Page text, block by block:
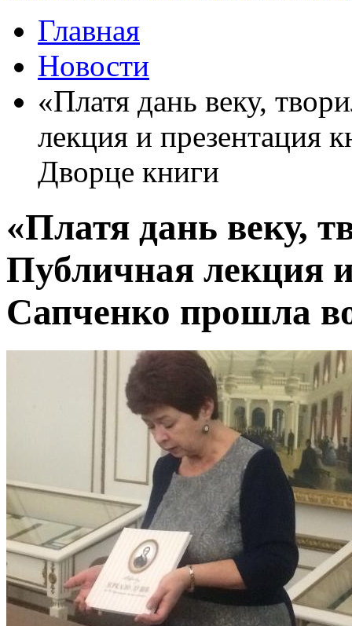
Главная
Новости
«Платя дань веку,
лекция и презентация
Дворце книги
«Платя дань веку,
Публичная лекция
Сапченко прошла